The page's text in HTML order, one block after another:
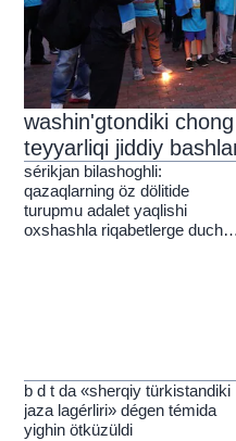
washin'gtondiki
teyyarliqi jiddiy
sérikjan bilashoghli:
qazaqlarning öz dölitide
turupmu adalet yaqlishi
oxshashla riqabetlerge duch
b d t da «sherqiy türkistandiki
jaza lagérliri» dégen témida
yighin ötküzüldi